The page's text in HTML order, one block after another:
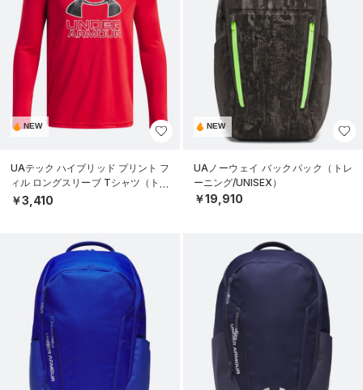
NEW
UAテック ハイブリッド プリント フ
ィル ロングスリーブ Tシャツ（トレ
ーニング/BOYS）
￥3,410
NEW
UAノーウェイ バックパック（トレ
ーニング/UNISEX）
￥19,910